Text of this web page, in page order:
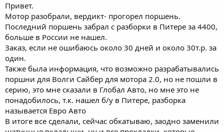
Привет.
Мотор разобрали, вердикт- прогорел поршень.
Последний поршень забрал с разборки в Питере за 4400,
больше в России не нашел.
Заказ, если не ошибаюсь около 30 дней и около 30т.р. за
один.
Также была информация, что возможно разрабатывались
поршни для Волги Сайбер для мотора 2.0, но не пошли в
серию, это мне сказали в Глобал Авто, но мне это не
понадобилось, т.к. нашел б/у в Питере, разборка
называется Евро Авто
В итоге все сделали, сейчас обкатываю, заодно заменили